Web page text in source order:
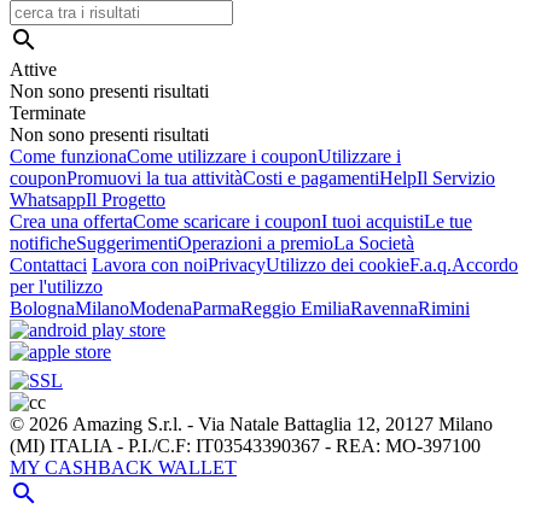

Attive
Non sono presenti risultati
Terminate
Non sono presenti risultati
Come funzionaCome utilizzare i couponUtilizzare i
couponPromuovi la tua attivitàCosti e pagamentiHelpIl Servizio
WhatsappIl Progetto
Crea una offertaCome scaricare i couponI tuoi acquistiLe tue
notificheSuggerimentiOperazioni a premioLa Società
Contattaci Lavora con noiPrivacyUtilizzo dei cookieF.a.q.Accordo
per l'utilizzo
BolognaMilanoModenaParmaReggio EmiliaRavennaRimini
© 2026 Amazing S.r.l. - Via Natale Battaglia 12, 20127 Milano
(MI) ITALIA - P.I./C.F: IT03543390367 - REA: MO-397100
MY CASHBACK WALLET
